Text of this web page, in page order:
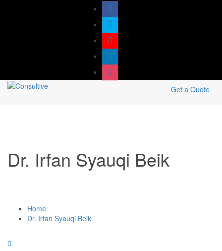
Get a Quote
Dr. Irfan Syauqi Beik
Home
Dr. Irfan Syauqi Beik